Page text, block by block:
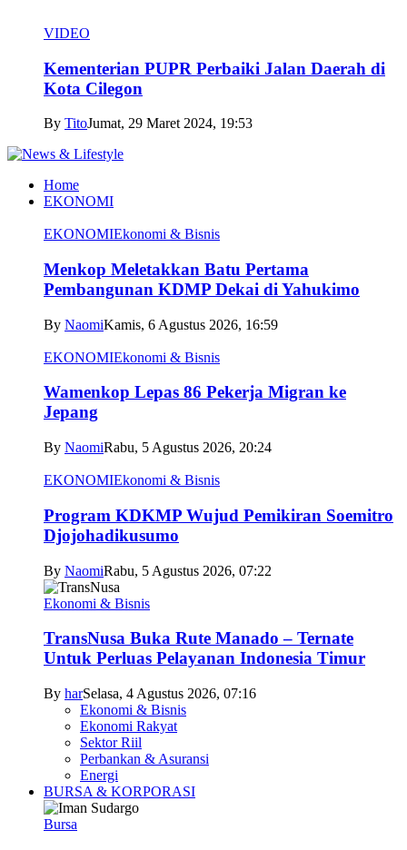
VIDEO
Kementerian PUPR Perbaiki Jalan Daerah di
Kota Cilegon
By TitoJumat, 29 Maret 2024, 19:53
Home
EKONOMI
EKONOMIEkonomi & Bisnis
Menkop Meletakkan Batu Pertama
Pembangunan KDMP Dekai di Yahukimo
By NaomiKamis, 6 Agustus 2026, 16:59
EKONOMIEkonomi & Bisnis
Wamenkop Lepas 86 Pekerja Migran ke
Jepang
By NaomiRabu, 5 Agustus 2026, 20:24
EKONOMIEkonomi & Bisnis
Program KDKMP Wujud Pemikiran Soemitro
Djojohadikusumo
By NaomiRabu, 5 Agustus 2026, 07:22
Ekonomi & Bisnis
TransNusa Buka Rute Manado – Ternate
Untuk Perluas Pelayanan Indonesia Timur
By harSelasa, 4 Agustus 2026, 07:16
Ekonomi & Bisnis
Ekonomi Rakyat
Sektor Riil
Perbankan & Asuransi
Energi
BURSA & KORPORASI
Bursa